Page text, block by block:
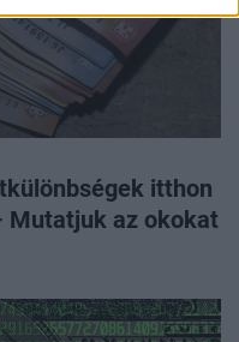
itthon
Mutatjuk az okokat